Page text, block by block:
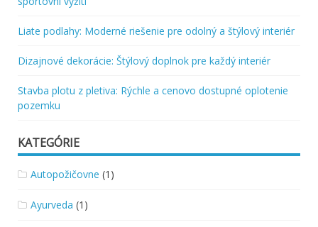
Liate podlahy: Moderné riešenie pre odolný a štýlový interiér
Dizajnové dekorácie: Štýlový doplnok pre každý interiér
Stavba plotu z pletiva: Rýchle a cenovo dostupné oplotenie
pozemku
KATEGÓRIE
Autopožičovne (1)
Ayurveda (1)